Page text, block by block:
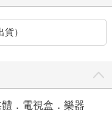
）
．電視盒．樂器